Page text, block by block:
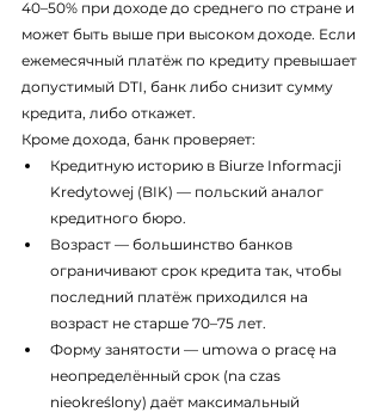
40–50% при доходе до среднего по стране и
может быть выше при высоком доходе. Если
ежемесячный платёж по кредиту превышает
допустимый DTI, банк либо снизит сумму
кредита, либо откажет.
Кроме дохода, банк проверяет:
Кредитную историю в Biurze Informacji
Kredytowej (BIK) — польский аналог
кредитного бюро.
Возраст — большинство банков
ограничивают срок кредита так, чтобы
последний платёж приходился на
возраст не старше 70–75 лет.
Форму занятости — umowa o pracę на
неопределённый срок (na czas
nieokreślony) даёт максимальный